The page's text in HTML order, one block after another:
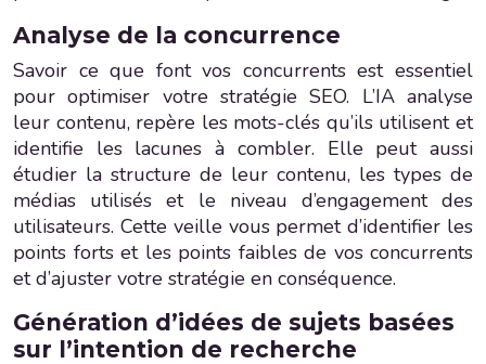
Analyse de la concurrence
Savoir ce que font vos concurrents est essentiel
pour optimiser votre stratégie SEO. L’IA analyse
leur contenu, repère les mots-clés qu’ils utilisent et
identifie les lacunes à combler. Elle peut aussi
étudier la structure de leur contenu, les types de
médias utilisés et le niveau d’engagement des
utilisateurs. Cette veille vous permet d’identifier les
points forts et les points faibles de vos concurrents
et d’ajuster votre stratégie en conséquence.
Génération d’idées de sujets basées
sur l’intention de recherche